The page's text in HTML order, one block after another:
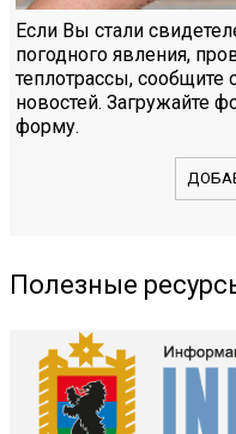
Если Вы стали
погодного явления,
теплотрассы, сообщите
новостей. Загружайте
форму.
Полезные